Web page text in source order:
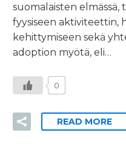
suomalaisten
fyysiseen aktiviteettin,
kehittymiseen sekä
adoption myötä, eli…
0
READ MORE